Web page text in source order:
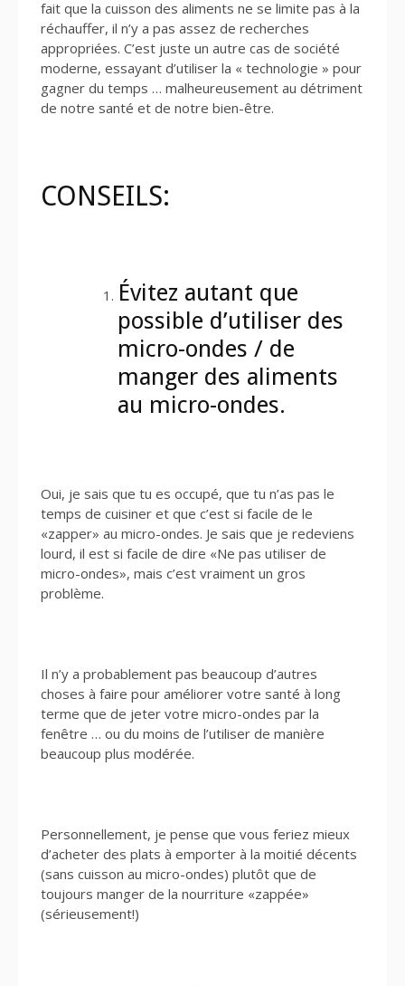
fait que la cuisson des aliments ne se limite pas à la
réchauffer, il n’y a pas assez de recherches
appropriées. C’est juste un autre cas de société
moderne, essayant d’utiliser la « technologie » pour
gagner du temps … malheureusement au détriment
de notre santé et de notre bien-être.
CONSEILS:
Évitez autant que
possible d’utiliser des
micro-ondes / de
manger des aliments
au micro-ondes.
Oui, je sais que tu es occupé, que tu n’as pas le
temps de cuisiner et que c’est si facile de le
«zapper» au micro-ondes. Je sais que je redeviens
lourd, il est si facile de dire «Ne pas utiliser de
micro-ondes», mais c’est vraiment un gros
problème.
Il n’y a probablement pas beaucoup d’autres
choses à faire pour améliorer votre santé à long
terme que de jeter votre micro-ondes par la
fenêtre … ou du moins de l’utiliser de manière
beaucoup plus modérée.
Personnellement, je pense que vous feriez mieux
d’acheter des plats à emporter à la moitié décents
(sans cuisson au micro-ondes) plutôt que de
toujours manger de la nourriture «zappée»
(sérieusement!)